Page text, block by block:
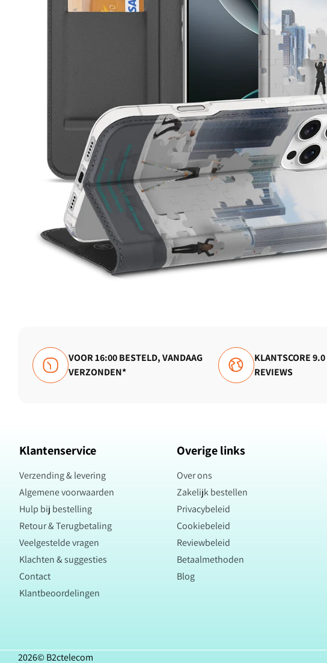
VOOR 16:00 BESTELD, VANDAAG
VERZONDEN*
KLANTSCORE
REVIEWS
Klantenservice
Verzending & levering
Algemene voorwaarden
Hulp bij bestelling
Retour & Terugbetaling
Veelgestelde vragen
Klachten & suggesties
Contact
Klantbeoordelingen
Overige links
Over ons
Zakelijk bestellen
Privacybeleid
Cookiebeleid
Reviewbeleid
Betaalmethoden
Blog
2026© B2ctelecom